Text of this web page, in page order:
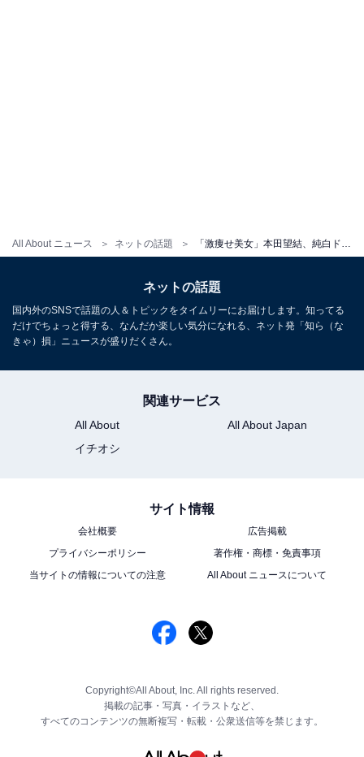
All About ニュース ネットの話題
ネットの話題
国内外のSNSで話題の人＆トピックをタイムリーにお届けします。知ってる
だけでちょっと得する、なんだか楽しい気分になれる、ネット発「知ら（な
きゃ）損」ニュースが盛りだくさん。
関連サービス
All About
All About Japan
イチオシ
サイト情報
会社概要
広告掲載
プライバシーポリシー
著作権・商標・免責事項
当サイトの情報についての注意
All About ニュースについて
Copyright©All About, Inc. All rights reserved.
掲載の記事・写真・イラストなど、
すべてのコンテンツの無断複写・転載・公衆送信等を禁じます。